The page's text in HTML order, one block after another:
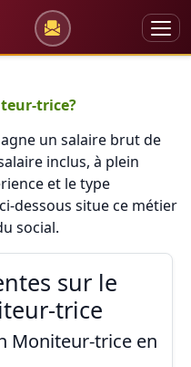
trice?
un salaire brut de
inclus, à plein
et le type
dessous situe ce métier
social.
sur le
trice
Moniteur-trice en